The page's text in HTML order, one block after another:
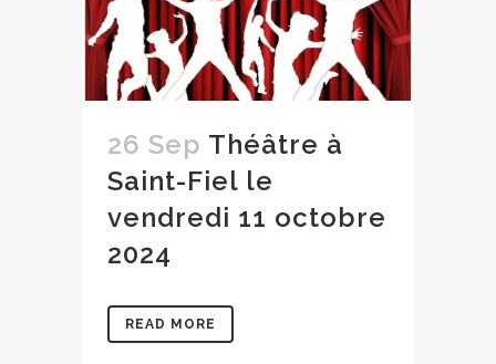
26 Sep Théâtre à
Saint-Fiel le
vendredi 11 octobre
2024
READ MORE